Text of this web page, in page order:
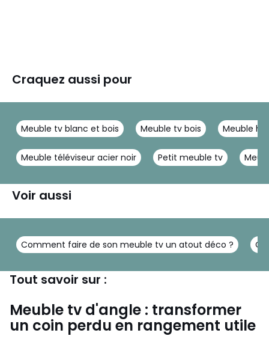
Craquez aussi pour
Meuble tv blanc et bois Meuble tv bois Meuble hifi
Meuble téléviseur acier noir Petit meuble tv
Voir aussi
Comment faire de son meuble tv un atout déco ?
Tout savoir sur :
Meuble tv d'angle : transformer
un coin perdu en rangement utile